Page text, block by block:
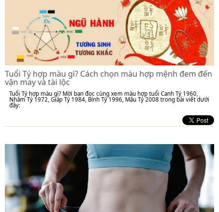
Tuổi Tý hợp màu gì? Cách chọn màu hợp mệnh đem đến
vận may và tài lộc
Tuổi Tý hợp màu gì? Mời bạn đọc cùng xem màu hợp tuổi Canh Tý 1960,
Nhâm Tý 1972, Giáp Tý 1984, Bính Tý 1996, Mậu Tý 2008 trong bài viết dưới
đây: